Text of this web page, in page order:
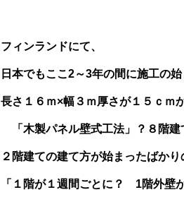
フィンランドにて、
日本でもここ2～3年の間に施工の
長さ１６ｍ×幅３ｍ厚さが１５ｃｍ
「木製パネル壁式工法」？８階
２階建ての建て方が始まったばかり
「１階が１週間ごとに？ 1階外壁